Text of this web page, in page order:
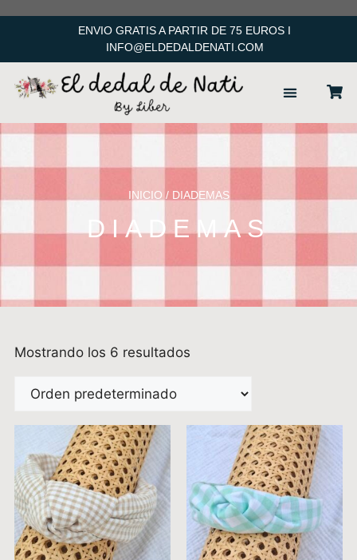
ENVIO GRATIS A PARTIR DE 75 EUROS I
INFO@ELDEDALDENATI.COM
INICIO / DIADEMAS
DIADEMAS
Mostrando los 6 resultados